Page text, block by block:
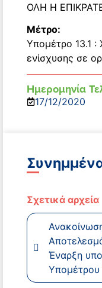
ΟΛΗ Η
Μέτρο:
Υπομέτρο 13.1 :
ενίσχυσης σε
Ημερομηνία
17/12/2020
Σχετικά αρχεία
Έναρξη
Υπομέτρου